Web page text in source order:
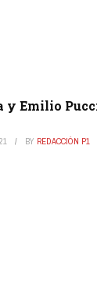
y Emilio
BY REDACCIÓN P1